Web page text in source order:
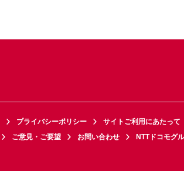
プライバシーポリシー サイトご利用にあたって
ご意見・ご要望 お問い合わせ NTTドコモグ